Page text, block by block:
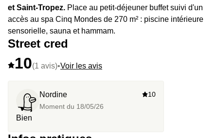
et Saint-Tropez. Place au petit-déjeuner buffet suivi d'un
accès au spa Cinq Mondes de 270 m² : piscine intérieure
sensorielle, sauna et hammam.
Street cred
10(1 avis)•Voir les avis
Nordine
Moment du 18/05/26
10
Bien